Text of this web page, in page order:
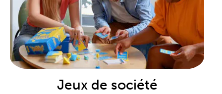
Jeux de société